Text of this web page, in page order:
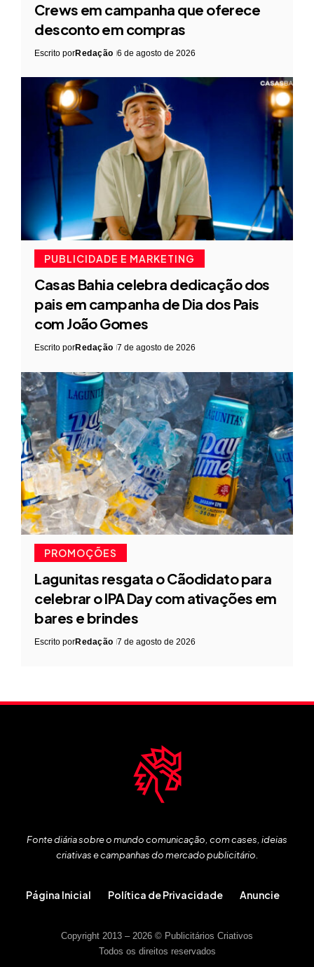
Crews em campanha que oferece
desconto em compras
Escrito porRedação 6 de agosto de 2026
PUBLICIDADE E MARKETING
Casas Bahia celebra dedicação dos
pais em campanha de Dia dos Pais
com João Gomes
Escrito porRedação 7 de agosto de 2026
PROMOÇÕES
Lagunitas resgata o Cãodidato para
celebrar o IPA Day com ativações em
bares e brindes
Escrito porRedação 7 de agosto de 2026
Fonte diária sobre o mundo comunicação, com cases, ideias
criativas e campanhas do mercado publicitário.
Página Inicial Política de Privacidade Anuncie
Copyright 2013 – 2026 © Publicitários Criativos
Todos os direitos reservados